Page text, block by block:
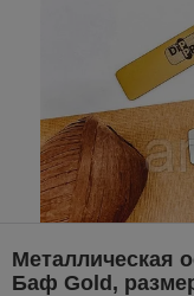
Металлическая
Баф Gold,